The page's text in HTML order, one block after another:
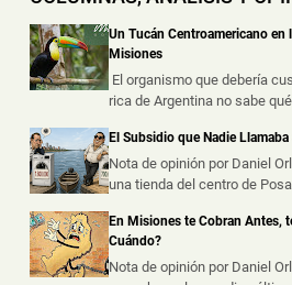
📅 4 ago 2026
Una vivienda fue
madrugada de este martes
Hallaron un Auto
Aires
📅 3 ago 2026
había sido abandonado
Un Tucán Centroamericano en
Misiones
El organismo que debería
rica de Argentina no sabe
El Subsidio que Nadie
Nota de opinión por Daniel
una tienda del centro de
En Misiones te Cobran Antes,
Cuándo?
Nota de opinión por Daniel